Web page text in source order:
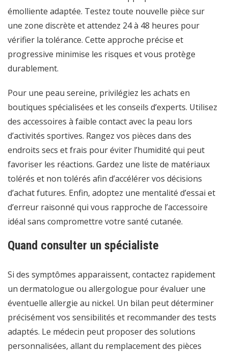
émolliente adaptée. Testez toute nouvelle pièce sur
une zone discrète et attendez 24 à 48 heures pour
vérifier la tolérance. Cette approche précise et
progressive minimise les risques et vous protège
durablement.
Pour une peau sereine, privilégiez les achats en
boutiques spécialisées et les conseils d’experts. Utilisez
des accessoires à faible contact avec la peau lors
d’activités sportives. Rangez vos pièces dans des
endroits secs et frais pour éviter l’humidité qui peut
favoriser les réactions. Gardez une liste de matériaux
tolérés et non tolérés afin d’accélérer vos décisions
d’achat futures. Enfin, adoptez une mentalité d’essai et
d’erreur raisonné qui vous rapproche de l’accessoire
idéal sans compromettre votre santé cutanée.
Quand consulter un spécialiste
Si des symptômes apparaissent, contactez rapidement
un dermatologue ou allergologue pour évaluer une
éventuelle allergie au nickel. Un bilan peut déterminer
précisément vos sensibilités et recommander des tests
adaptés. Le médecin peut proposer des solutions
personnalisées, allant du remplacement des pièces